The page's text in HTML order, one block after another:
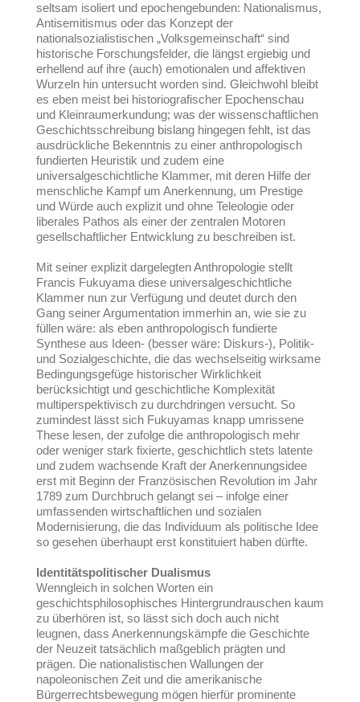
seltsam isoliert und epochengebunden: Nationalismus,
Antisemitismus oder das Konzept der
nationalsozialistischen „Volksgemeinschaft“ sind
historische Forschungsfelder, die längst ergiebig und
erhellend auf ihre (auch) emotionalen und affektiven
Wurzeln hin untersucht worden sind. Gleichwohl bleibt
es eben meist bei historiografischer Epochenschau
und Kleinraumerkundung; was der wissenschaftlichen
Geschichtsschreibung bislang hingegen fehlt, ist das
ausdrückliche Bekenntnis zu einer anthropologisch
fundierten Heuristik und zudem eine
universalgeschichtliche Klammer, mit deren Hilfe der
menschliche Kampf um Anerkennung, um Prestige
und Würde auch explizit und ohne Teleologie oder
liberales Pathos als einer der zentralen Motoren
gesellschaftlicher Entwicklung zu beschreiben ist.
Mit seiner explizit dargelegten Anthropologie stellt
Francis Fukuyama diese universalgeschichtliche
Klammer nun zur Verfügung und deutet durch den
Gang seiner Argumentation immerhin an, wie sie zu
füllen wäre: als eben anthropologisch fundierte
Synthese aus Ideen- (besser wäre: Diskurs-), Politik-
und Sozialgeschichte, die das wechselseitig wirksame
Bedingungsgefüge historischer Wirklichkeit
berücksichtigt und geschichtliche Komplexität
multiperspektivisch zu durchdringen versucht. So
zumindest lässt sich Fukuyamas knapp umrissene
These lesen, der zufolge die anthropologisch mehr
oder weniger stark fixierte, geschichtlich stets latente
und zudem wachsende Kraft der Anerkennungsidee
erst mit Beginn der Französischen Revolution im Jahr
1789 zum Durchbruch gelangt sei – infolge einer
umfassenden wirtschaftlichen und sozialen
Modernisierung, die das Individuum als politische Idee
so gesehen überhaupt erst konstituiert haben dürfte.
Identitätspolitischer Dualismus
Wenngleich in solchen Worten ein
geschichtsphilosophisches Hintergrundrauschen kaum
zu überhören ist, so lässt sich doch auch nicht
leugnen, dass Anerkennungskämpfe die Geschichte
der Neuzeit tatsächlich maßgeblich prägten und
prägen. Die nationalistischen Wallungen der
napoleonischen Zeit und die amerikanische
Bürgerrechtsbewegung mögen hierfür prominente